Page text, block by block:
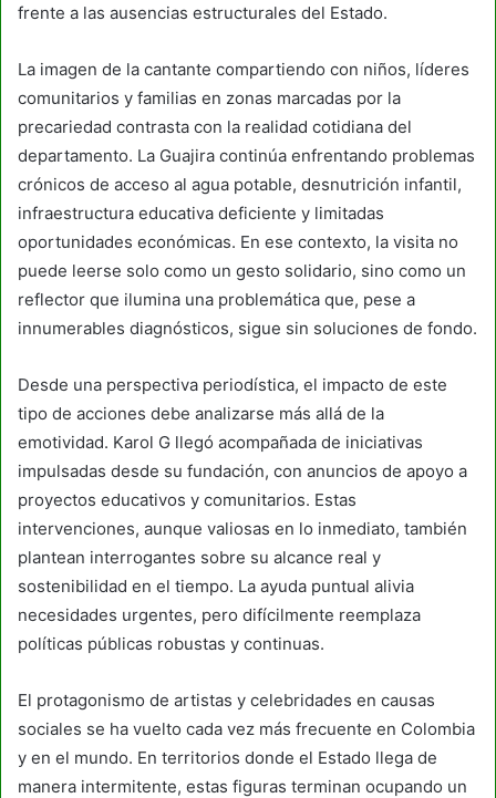
frente a las ausencias estructurales del Estado.
La imagen de la cantante compartiendo con niños, líderes
comunitarios y familias en zonas marcadas por la
precariedad contrasta con la realidad cotidiana del
departamento. La Guajira continúa enfrentando problemas
crónicos de acceso al agua potable, desnutrición infantil,
infraestructura educativa deficiente y limitadas
oportunidades económicas. En ese contexto, la visita no
puede leerse solo como un gesto solidario, sino como un
reflector que ilumina una problemática que, pese a
innumerables diagnósticos, sigue sin soluciones de fondo.
Desde una perspectiva periodística, el impacto de este
tipo de acciones debe analizarse más allá de la
emotividad. Karol G llegó acompañada de iniciativas
impulsadas desde su fundación, con anuncios de apoyo a
proyectos educativos y comunitarios. Estas
intervenciones, aunque valiosas en lo inmediato, también
plantean interrogantes sobre su alcance real y
sostenibilidad en el tiempo. La ayuda puntual alivia
necesidades urgentes, pero difícilmente reemplaza
políticas públicas robustas y continuas.
El protagonismo de artistas y celebridades en causas
sociales se ha vuelto cada vez más frecuente en Colombia
y en el mundo. En territorios donde el Estado llega de
manera intermitente, estas figuras terminan ocupando un